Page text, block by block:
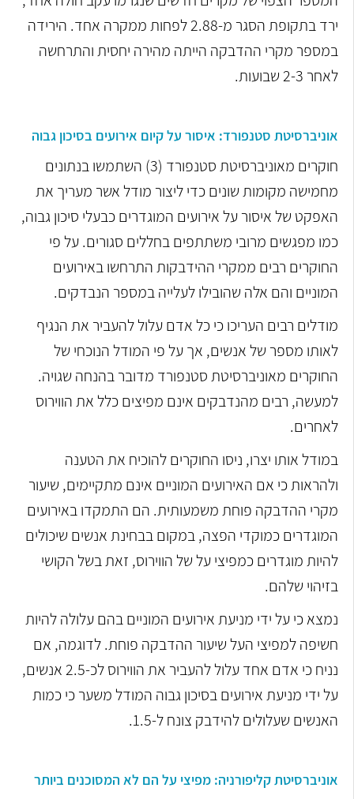
ירד בתקופת הסגר מ-2.88 לפחות ממקרה אחד. הירידה
במספר מקרי ההדבקה הייתה מהירה יחסית והתרחשה
לאחר 2-3 שבועות.
אוניברסיטת סטנפורד: איסור על קיום אירועים בסיכון גבוה
חוקרים מאוניברסיטת סטנפורד (3) השתמשו בנתונים
מחמישה מקומות שונים כדי ליצור מודל אשר מעריך את
האפקט של איסור על אירועים המוגדרים כבעלי סיכון גבוה,
כמו מפגשים מרובי משתתפים בחללים סגורים. על פי
החוקרים רבים ממקרי ההידבקות התרחשו באירועים
המוניים והם אלה שהובילו לעלייה במספר הנבדקים.
מודלים רבים העריכו כי כל אדם עלול להעביר את הנגיף
לאותו מספר של אנשים, אך על פי המודל הנוכחי של
החוקרים מאוניברסיטת סטנפורד מדובר בהנחה שגויה.
למעשה, רבים מהנדבקים אינם מפיצים כלל את הווירוס
לאחרים.
במודל אותו יצרו, ניסו החוקרים להוכיח את הטענה
ולהראות כי אם האירועים המוניים אינם מתקיימים, שיעור
מקרי ההדבקה פוחת משמעותית. הם התמקדו באירועים
המוגדרים כמוקדי הפצה, במקום בבחינת אנשים שיכולים
להיות מוגדרים כמפיצי על של הווירוס, זאת בשל הקושי
בזיהוי שלהם.
נמצא כי על ידי מניעת אירועים המוניים בהם עלולה להיות
חשיפה למפיצי העל שיעור ההדבקה פוחת. לדוגמה, אם
נניח כי אדם אחד עלול להעביר את הווירוס לכ-2.5 אנשים,
על ידי מניעת אירועים בסיכון גבוה המודל משער כי כמות
האנשים שעלולים להידבק צונח ל-1.5.
אוניברסיטת קליפורניה: מפיצי על הם לא המסוכנים ביותר